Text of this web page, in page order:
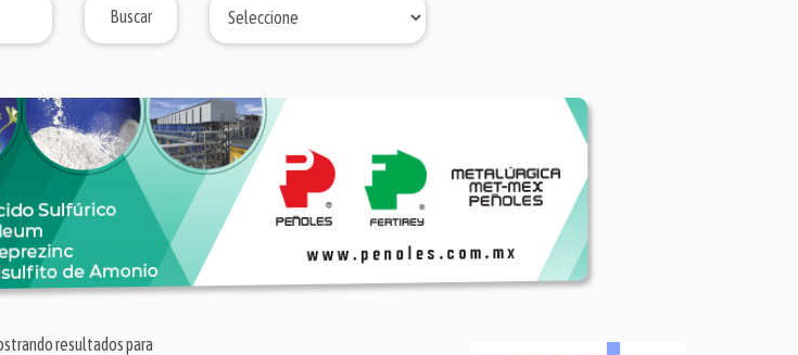
resultados para